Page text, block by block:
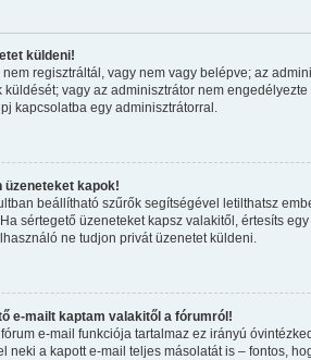
küldeni!
regisztráltál, vagy nem vagy belépve; az
küldését; vagy az adminisztrátor nem
kapcsolatba egy adminisztrátorral.
üzeneteket kapok!
beállítható szűrők segítségével letilthatsz
sértegető üzeneteket kapsz valakitől, értesíts
ne tudjon privát üzenetet küldeni.
e-mailt kaptam valakitől a fórumról!
e-mail funkciója tartalmaz ez irányú
neki a kapott e-mail teljes másolatát is – fontos,